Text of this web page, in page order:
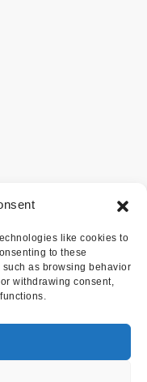
like cookies to
to these
as browsing behavior
withdrawing consent,